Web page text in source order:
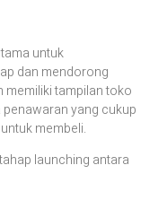
untuk
dan mendorong
memiliki tampilan toko
yang cukup
membeli.
launching antara